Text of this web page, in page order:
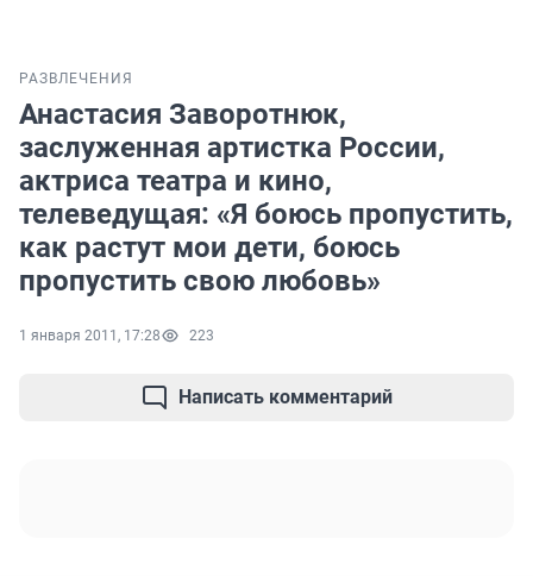
РАЗВЛЕЧЕНИЯ
Анастасия Заворотнюк,
заслуженная артистка России,
актриса театра и кино,
телеведущая: «Я боюсь пропустить,
как растут мои дети, боюсь
пропустить свою любовь»
1 января 2011, 17:28 223
Написать комментарий